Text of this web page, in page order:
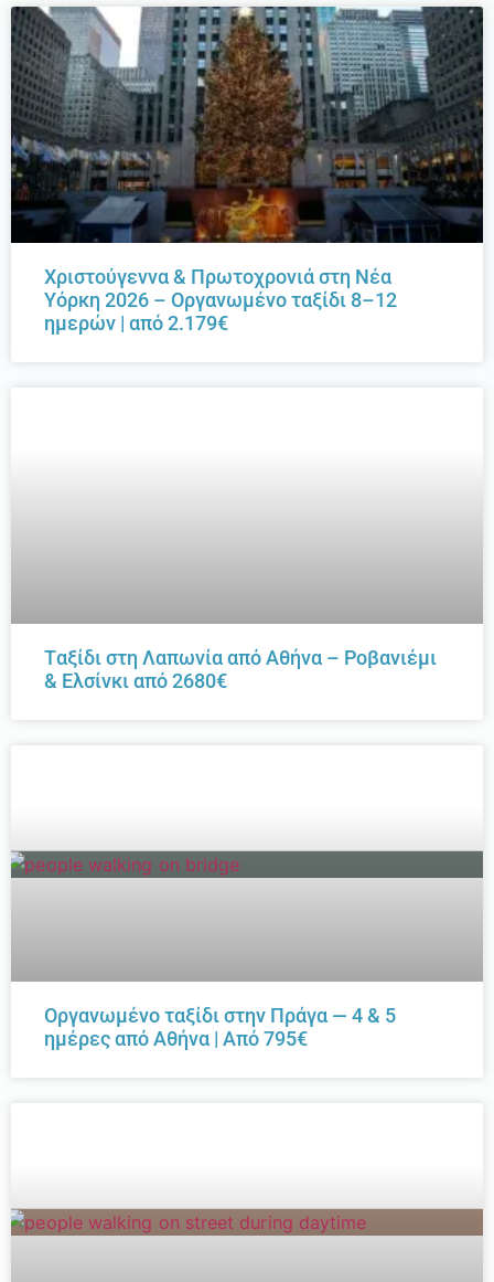
Χριστούγεννα & Πρωτοχρονιά στη Νέα
Υόρκη 2026 – Οργανωμένο ταξίδι 8–12
ημερών | από 2.179€
Tαξίδι στη Λαπωνία από Αθήνα – Ροβανιέμι
& Ελσίνκι από 2680€
Οργανωμένο ταξίδι στην Πράγα — 4 & 5
ημέρες από Αθήνα | Από 795€